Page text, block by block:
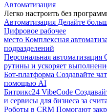
Автоматизация
Легко настроить без
Автоматизация Делайте
Цифровое рабочее
место Комплексная
подразделений
Персональная автоматизация
рутины и ускоряет
Бот-платформа Создавайте
помощью AI
Битрикс24 VibeCode
и сервисы для бизнеса за
Роботы в CRM Помогают